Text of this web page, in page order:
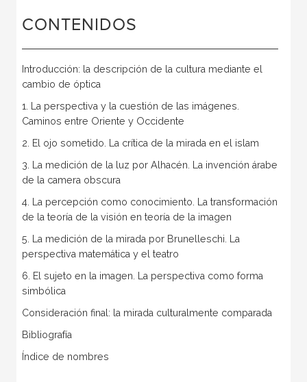
CONTENIDOS
Introducción: la descripción de la cultura mediante el
cambio de óptica
1. La perspectiva y la cuestión de las imágenes.
Caminos entre Oriente y Occidente
2. El ojo sometido. La crítica de la mirada en el islam
3. La medición de la luz por Alhacén. La invención árabe
de la camera obscura
4. La percepción como conocimiento. La transformación
de la teoría de la visión en teoría de la imagen
5. La medición de la mirada por Brunelleschi. La
perspectiva matemática y el teatro
6. El sujeto en la imagen. La perspectiva como forma
simbólica
Consideración final: la mirada culturalmente comparada
Bibliografía
Índice de nombres